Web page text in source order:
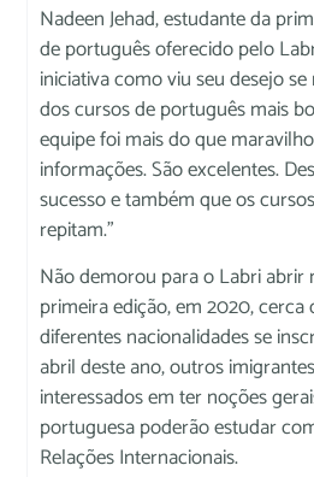
Nadeen Jehad, estudante da
de português oferecido pelo
iniciativa como viu seu desejo se
dos cursos de português mais
equipe foi mais do que
informações. São excelentes.
sucesso e também que os
repitam.”
Não demorou para o Labri abrir
primeira edição, em 2020, cerca
diferentes nacionalidades se
abril deste ano, outros
interessados em ter noções
portuguesa poderão estudar
Relações Internacionais.